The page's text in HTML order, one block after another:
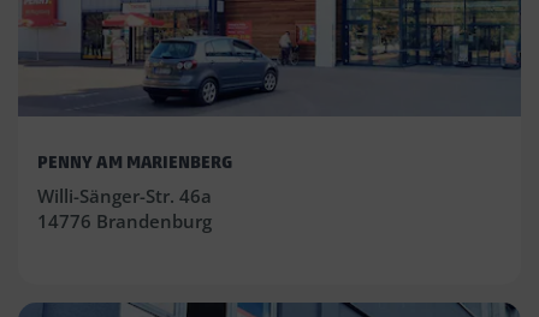
PENNY AM MARIENBERG
Willi-Sänger-Str. 46a
14776 Brandenburg